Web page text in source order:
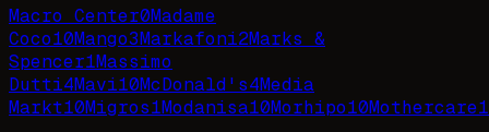
Macro Center0Madame
Coco10Mango3Markafoni2Marks &
Spencer1Massimo
Dutti4Mavi10McDonald's4Media
Markt10Migros1Modanisa10Morhipo10Mothercare1